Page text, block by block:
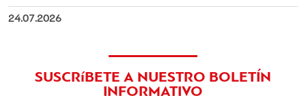
24.07.2026
SUSCRíBETE A NUESTRO BOLETÍN
INFORMATIVO